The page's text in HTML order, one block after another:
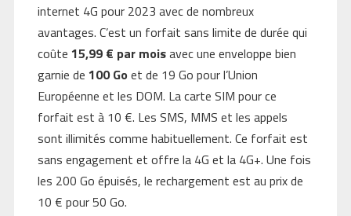
internet 4G pour 2023 avec de nombreux
avantages. C’est un forfait sans limite de durée qui
coûte 15,99 € par moisavec une enveloppe bien
garnie de 100 Go et de 19 Go pour l’Union
Européenne et les DOM. La carte SIM pour ce
forfait est à 10 €. Les SMS, MMS et les appels
sont illimités comme habituellement. Ce forfait est
sans engagement et offre la 4G et la 4G+. Une fois
les 200 Go épuisés, le rechargement est au prix de
10 € pour 50 Go.